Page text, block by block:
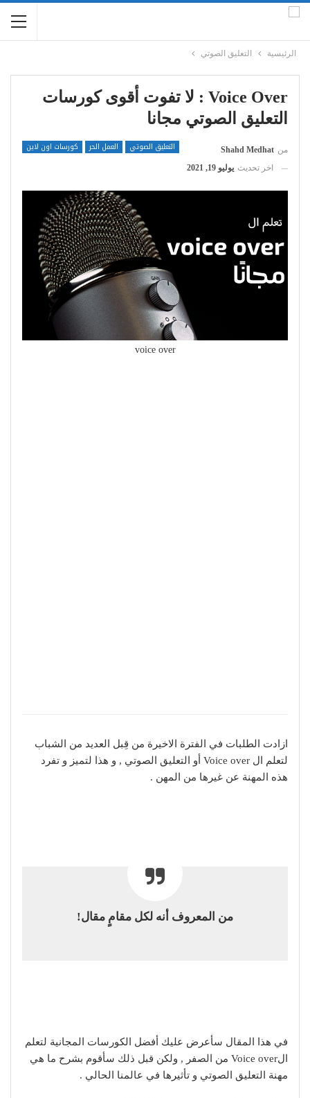
الرئيسية التعليق الصوتي
Voice Over : لا تفوت أقوى كورسات
التعليق الصوتي مجانا
التعليق الصوتي العمل الحر كورسات اون لاين من Shahd Medhat
اخر تحديث يوليو 19, 2021
voice over
ازادت الطلبات في الفترة الاخيرة من قِبل العديد من الشباب
لتعلم ال Voice over أو التعليق الصوتي , و هذا لتميز و تفرد
هذه المهنة عن غيرها من المهن .
من المعروف أنه لكل مقامٍ مقال!
في هذا المقال سأعرض عليك أفضل الكورسات المجانية لتعلم
الVoice over من الصفر , ولكن قبل ذلك سأقوم بشرح ما هي
مهنة التعليق الصوتي و تأثيرها في عالمنا الحالي .